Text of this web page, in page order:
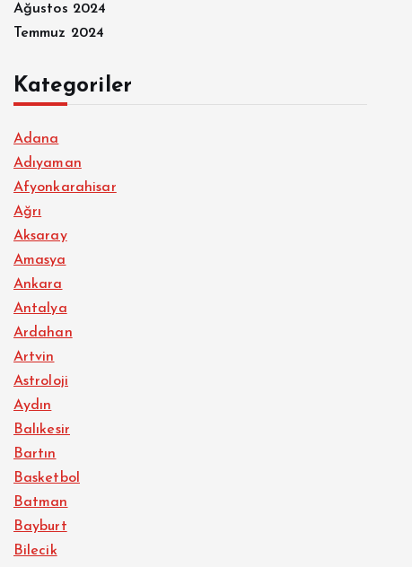
Ağustos 2024
Temmuz 2024
Kategoriler
Adana
Adıyaman
Afyonkarahisar
Ağrı
Aksaray
Amasya
Ankara
Antalya
Ardahan
Artvin
Astroloji
Aydın
Balıkesir
Bartın
Basketbol
Batman
Bayburt
Bilecik